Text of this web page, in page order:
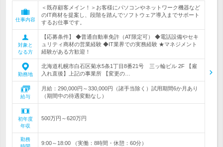
仕事内容
＜既存顧客メイン！＞お客様にパソコンやネットワーク機器など
のIT商材を提案し、段階を踏んでソフトウェア導入までサポート
するお仕事です。
対象と
なる方
【応募条件】 ◆普通自動車免許（AT限定可） ◆電話設備やセキ
ュリティ商材の営業経験 ◆IT業界での実務経験 ★マネジメント
経験がある方歓迎！
勤務地
北海道札幌市白石区菊水5条1丁目8番21号 三ッ輪ビル 2F 【雇
入れ直後】上記の事業所 【変更の…
給与
月給：290,000円～330,000円（諸手当除く）試用期間6か月あり
（期間中の待遇変動なし）
初年度
年収
500万円～620万円
勤務
9:00～18:00 （実働：8時間・休憩：60分）